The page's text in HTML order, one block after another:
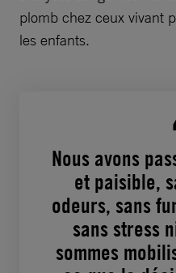
plomb chez ceux vivant
les enfants.
Nous avons
et paisible,
odeurs, sans
sans stress
sommes